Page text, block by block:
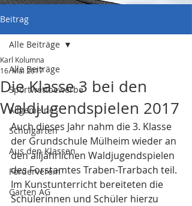
Beitrag
Alle Beiträge
Sportwettbewerbe
Allgemeines
Schulgarten
Aus den Klassen
Förderverein
Garten AG
Alle Beiträge
Die Klasse 3 bei den
Waldjugendspielen 2017
Karl Kolumna
16. Mai 2017
Auch dieses Jahr nahm die 3. Klasse
der Grundschule Mülheim wieder an
den alljährlichen Waldjugendspielen
des Forstamtes Traben-Trarbach teil.
Im Kunstunterricht bereiteten die
Schülerinnen und Schüler hierzu